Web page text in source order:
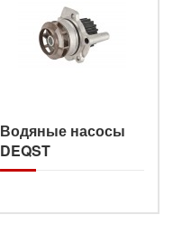
Водяные насосы
DEQST